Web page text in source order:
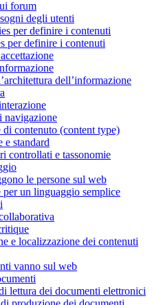
forum
degli utenti
per definire i contenuti
per definire i contenuti
dell’informazione
navigazione
contenuto (content type)
e standard
controllati e tassonomie
le persone sul web
un linguaggio semplice
e localizzazione dei contenuti
vanno sul web
lettura dei documenti elettronici